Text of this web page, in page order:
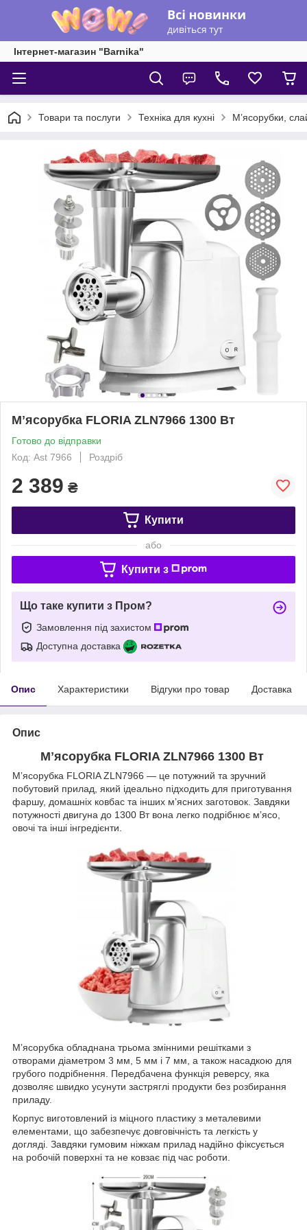
Інтернет-магазин "Barnika"
Товари та послуги Техніка для кухні Мʼясорубки,
Мʼясорубка FLORIA ZLN7966 1300 Вт
Готово до відправки
Код: Ast 7966
Роздріб
2 389 ₴
Купити
або
Купити з
Що таке купити з Пром?
Замовлення під захистом
Доступна доставка
Опис Характеристики Відгуки про товар Доставка
Опис
Мʼясорубка FLORIA ZLN7966 1300 Вт
Мʼясорубка FLORIA ZLN7966 — це потужний та зручний
побутовий прилад, який ідеально підходить для приготування
фаршу, домашніх ковбас та інших мʼясних заготовок. Завдяки
потужності двигуна до 1300 Вт вона легко подрібнює мʼясо,
овочі та інші інгредієнти.
Мʼясорубка обладнана трьома змінними решітками з
отворами діаметром 3 мм, 5 мм і 7 мм, а також насадкою для
грубого подрібнення. Передбачена функція реверсу, яка
дозволяє швидко усунути застряглі продукти без розбирання
приладу.
Корпус виготовлений із міцного пластику з металевими
елементами, що забезпечує довговічність та легкість у
догляді. Завдяки гумовим ніжкам прилад надійно фіксується
на робочій поверхні та не ковзає під час роботи.